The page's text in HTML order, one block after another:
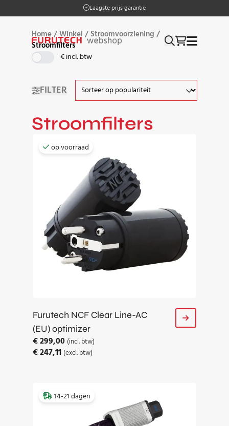
Laagste prijs garantie
Home/Winkel /Stroomvoorziening /
Stroomfilters
€ incl. btw
FILTER
Stroomfilters
op voorraad
Furutech NCF Clear Line-AC
(EU) optimizer
€299,00 (incl. btw)
€247,11 (excl. btw)
14-21 dagen